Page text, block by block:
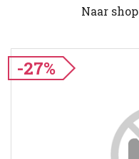
Naar shop
-27%